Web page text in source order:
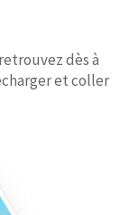
dès à
et coller